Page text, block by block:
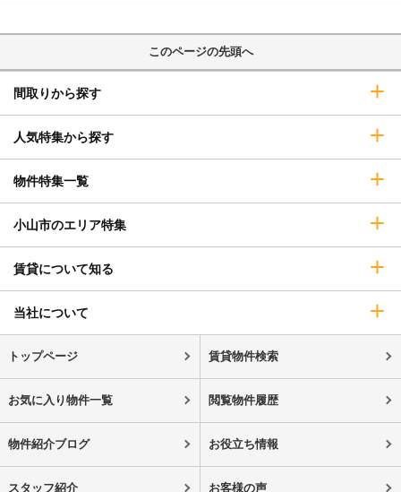
このページの先頭へ
間取りから探す
人気特集から探す
物件特集一覧
小山市のエリア特集
賃貸について知る
当社について
トップページ 賃貸物件検索
お気に入り物件一覧 閲覧物件履歴
物件紹介ブログ お役立ち情報
スタッフ紹介 お客様の声